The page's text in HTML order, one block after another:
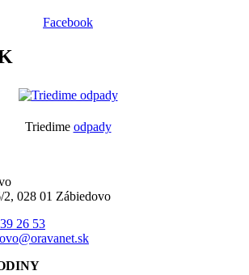
Facebook
Triedime odpady
2, 028 01 Zábiedovo
26 53